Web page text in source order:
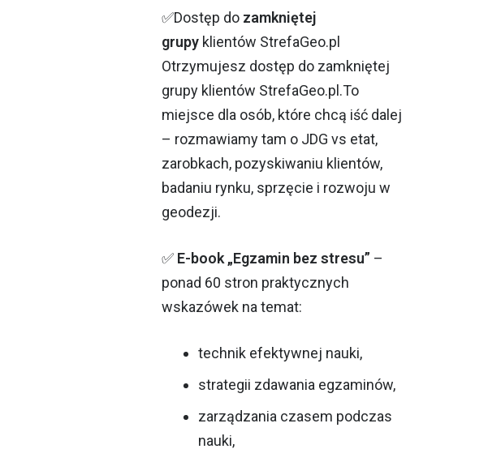
✅Dostęp do zamkniętej
grupy klientów StrefaGeo.pl
Otrzymujesz dostęp do zamkniętej
grupy klientów StrefaGeo.pl.To
miejsce dla osób, które chcą iść dalej
– rozmawiamy tam o JDG vs etat,
zarobkach, pozyskiwaniu klientów,
badaniu rynku, sprzęcie i rozwoju w
geodezji.
✅ E-book „Egzamin bez stresu” –
ponad 60 stron praktycznych
wskazówek na temat:
technik efektywnej nauki,
strategii zdawania egzaminów,
zarządzania czasem podczas
nauki,